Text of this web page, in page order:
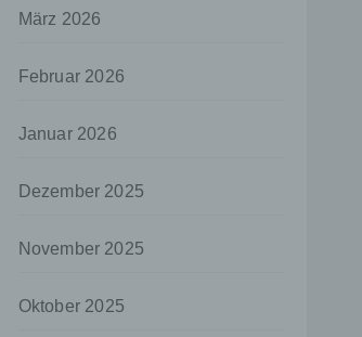
März 2026
Februar 2026
Januar 2026
Dezember 2025
November 2025
Oktober 2025